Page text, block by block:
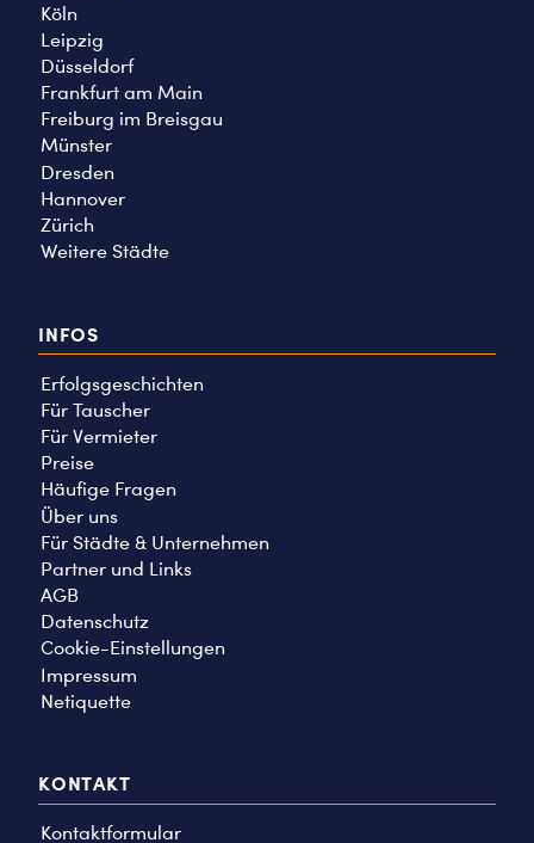
Köln
Leipzig
Düsseldorf
Frankfurt am Main
Freiburg im Breisgau
Münster
Dresden
Hannover
Zürich
Weitere Städte
INFOS
Erfolgsgeschichten
Für Tauscher
Für Vermieter
Preise
Häufige Fragen
Über uns
Für Städte & Unternehmen
Partner und Links
AGB
Datenschutz
Cookie-Einstellungen
Impressum
Netiquette
KONTAKT
Kontaktformular